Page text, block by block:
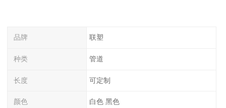
品牌 联塑
种类 管道
长度 可定制
颜色 白色 黑色